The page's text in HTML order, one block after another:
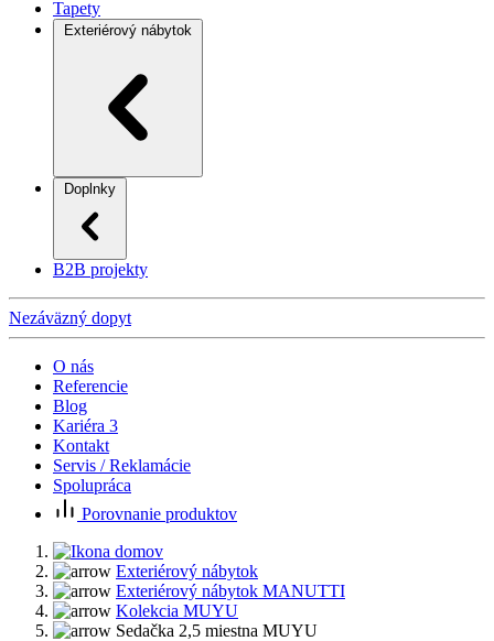
Tapety
Exteriérový nábytok
Doplnky
B2B projekty
Nezáväzný dopyt
O nás
Referencie
Blog
Kariéra 3
Kontakt
Servis / Reklamácie
Spolupráca
Porovnanie produktov
Exteriérový nábytok
Exteriérový nábytok MANUTTI
Kolekcia MUYU
Sedačka 2,5 miestna MUYU